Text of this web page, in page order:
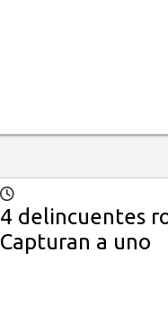
4 delincuentes
Capturan a uno